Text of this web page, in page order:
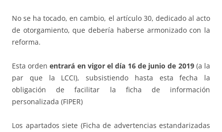
No se ha tocado, en cambio, el artículo 30, dedicado al acto
de otorgamiento, que debería haberse armonizado con la
reforma.
Esta ordenentrará en vigor el día 16 de junio de 2019(a la
par que la LCCI), subsistiendo hasta esta fecha la
obligación de facilitar la ficha de información
personalizada (FIPER)
Los apartados siete (Ficha de advertencias estandarizadas